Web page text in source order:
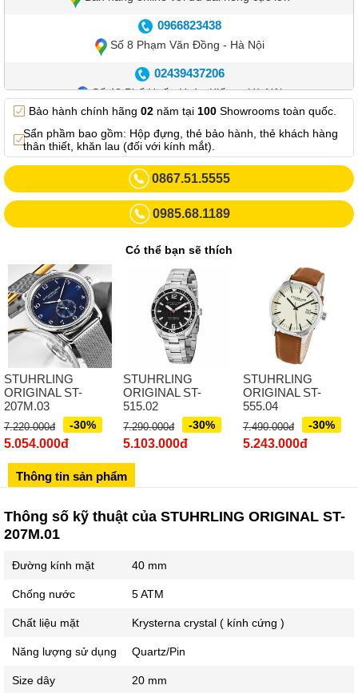
0966823438
Số 8 Phạm Văn Đồng - Hà Nội
02439437206
Số 42 Phố Huế - Hoàn Kiếm – Hà Nội
0982.769.887
Showroom 3: Số 87 Trương Định - Hai Bà Trưng - Hà Nội.
0969102552
Số 55 Trần Đăng Ninh – Cầu Giấy – Hà Nội
0963264832
Số 8 Trần Duy Hưng - Cầu Giấy - Hà Nội
02432232319
Số 413 Quang Trung - Hà Đông - Hà Nội
02432127660
Số 273 Nguyễn Văn Cừ - Long Biên - Hà Nội
02439392490
Sô 580 Ngã tư Trường Chinh - Hà Nội
Số 28 Chùa Thông - Sơn Tây - Hà Nội
Số 53 Trần Đăng Ninh - Cầu Giấy - Hà Nội
Showroom 86: BH9A-SP.9A-63 Vinhomes Ocean Park 1, Dương
Bảo hành chính hãng 02 năm tại 100 Showrooms toàn quốc.
Sẩn phầm bao gồm: Hộp đựng, thẻ bảo hành, thẻ khách hàng
thân thiết, khăn lau (đối với kính mắt).
0867.51.5555
0985.68.1189
Có thể bạn sẽ thích
STUHRLING
ORIGINAL ST-
207M.03
7.220.000đ -30%
5.054.000đ
STUHRLING
ORIGINAL ST-
515.02
7.290.000đ -30%
5.103.000đ
STUHRLING
ORIGINAL ST-
555.04
7.490.000đ -30%
5.243.000đ
Thông tin sản phẩm
Thông số kỹ thuật của STUHRLING ORIGINAL ST-
207M.01
Đường kính mặt 40 mm
Chống nước 5 ATM
Chất liệu mặt Krysterna crystal ( kính cứng )
Năng lượng sử dụng Quartz/Pin
Size dây 20 mm